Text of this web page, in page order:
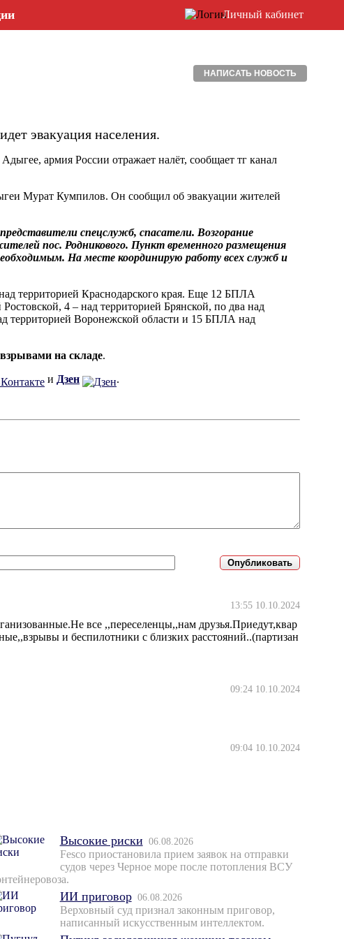
Личный кабинет
НАПИСАТЬ НОВОСТЬ
эвакуация населения.
армия России отражает налёт, сообщает тг канал
Мурат Кумпилов. Он сообщил об эвакуации жителей
спецслужб, спасатели. Возгорание
пос. Родникового. Пункт временного размещения
На месте координирую работу всех служб и
Краснодарского края. Еще 12 БПЛА
4 – над территорией Брянской, по два над
территорией Воронежской области и 15 БПЛА над
на складе.
и Дзен .
13:55 10.10.2024
все ,,переселенцы,,нам друзья.Приедут,квар
и беспилотники с близких расстояний..(партизан
09:24 10.10.2024
09:04 10.10.2024
Высокие риски 06.08.2026
Fesco приостановила прием заявок на отправки
судов через Черное море после потопления ВСУ
ИИ приговор 06.08.2026
Верховный суд признал законным приговор,
написанный искусственным интеллектом.